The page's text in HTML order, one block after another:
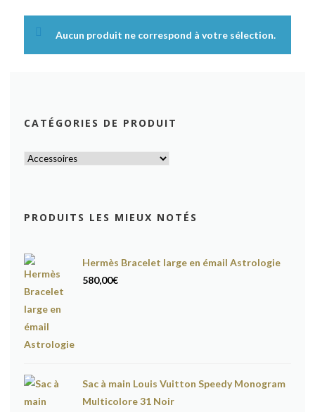
Aucun produit ne correspond à votre sélection.
CATÉGORIES DE PRODUIT
PRODUITS LES MIEUX NOTÉS
Hermès Bracelet large en émail Astrologie
580,00€
Sac à main Louis Vuitton Speedy Monogram
Multicolore 31 Noir